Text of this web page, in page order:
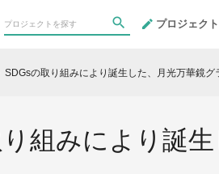
プロジェク
SDGsの取り組みにより誕生した、月光万華鏡グ
り組みにより誕